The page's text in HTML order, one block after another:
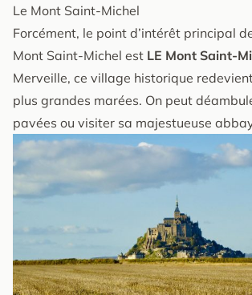
Le Mont Saint-Michel
Forcément, le point d’intérêt principal
Mont Saint-Michel est LE Mont Saint-
Merveille, ce village historique
plus grandes marées. On peut
pavées ou visiter sa majestueuse